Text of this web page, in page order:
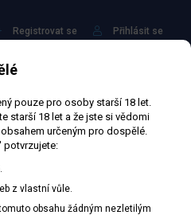
Přihlásit se
Registrovat se
pouze pro osoby starší 18 let.
starší 18 let a že jste si vědomi
určeným pro dospělé.
potvrzujete:
z vlastní vůle.
obsahu žádným nezletilým